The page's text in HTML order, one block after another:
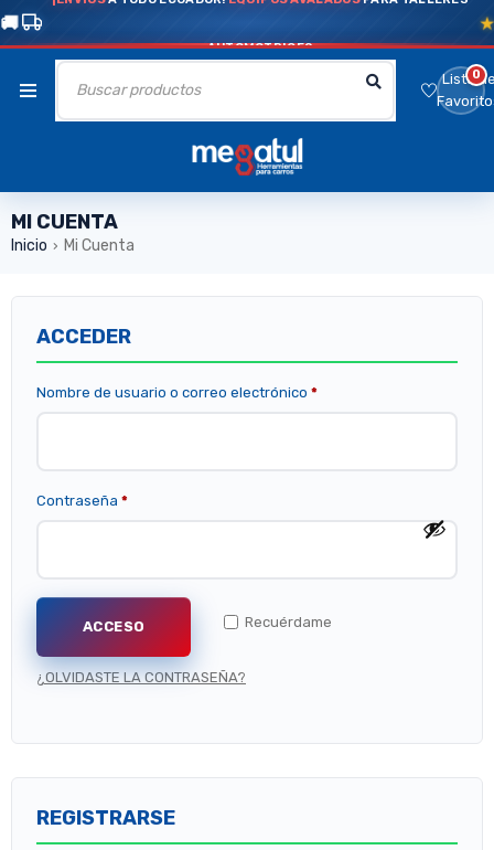
AUTOMOTRICES
Lista0
MI CUENTA
Inicio › Mi Cuenta
ACCEDER
Nombre de usuario o correo electrónico *
Contraseña *
Recuérdame
ACCESO
¿OLVIDASTE LA CONTRASEÑA?
REGISTRARSE